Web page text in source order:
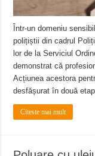
Într-un domeniu
polițiștii din cadrul
lor de la Serviciul
demonstrat că
Acțiunea acestora
desfășurat în două
Citeste mai mult